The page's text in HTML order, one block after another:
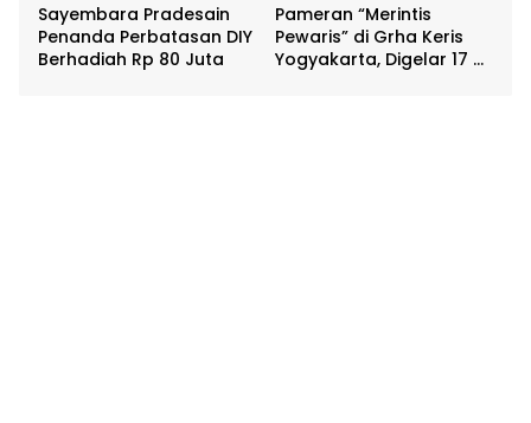
Sayembara Pradesain
Penanda Perbatasan DIY
Berhadiah Rp 80 Juta
Pameran “Merintis
Pewaris” di Grha Keris
Yogyakarta, Digelar 17 –